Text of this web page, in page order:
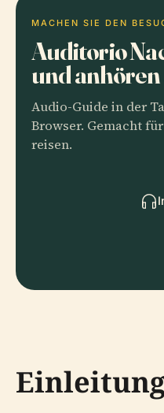
MACHEN SIE DEN
Auditorio
und anhören
Audio-Guide in der
Browser. Gemacht
reisen.